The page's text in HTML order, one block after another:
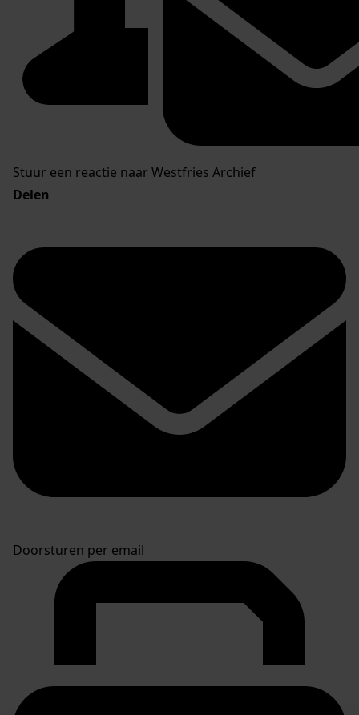
Stuur een reactie naar Westfries Archief
Delen
Doorsturen per email